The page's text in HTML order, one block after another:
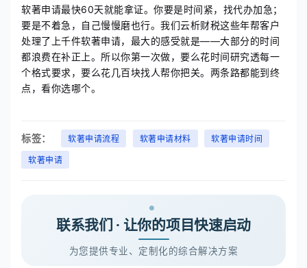
软著申请最快60天就能拿证。你要是时间紧，找代办加急；
要是不着急，自己慢慢磨也行。我们云析财税这些年帮客户
处理了上千件软著申请，最大的感受就是——大部分的时间
都浪费在补正上。所以你第一次做，要么花时间研究透每一
个格式要求，要么花几百块找人帮你把关。两条路都能到终
点，看你选哪个。
标签： 软著申请流程 软著申请材料
软著申请时间
软著申请
联系我们 · 让你的项目快速启动
为您提供专业、定制化的综合解决方案